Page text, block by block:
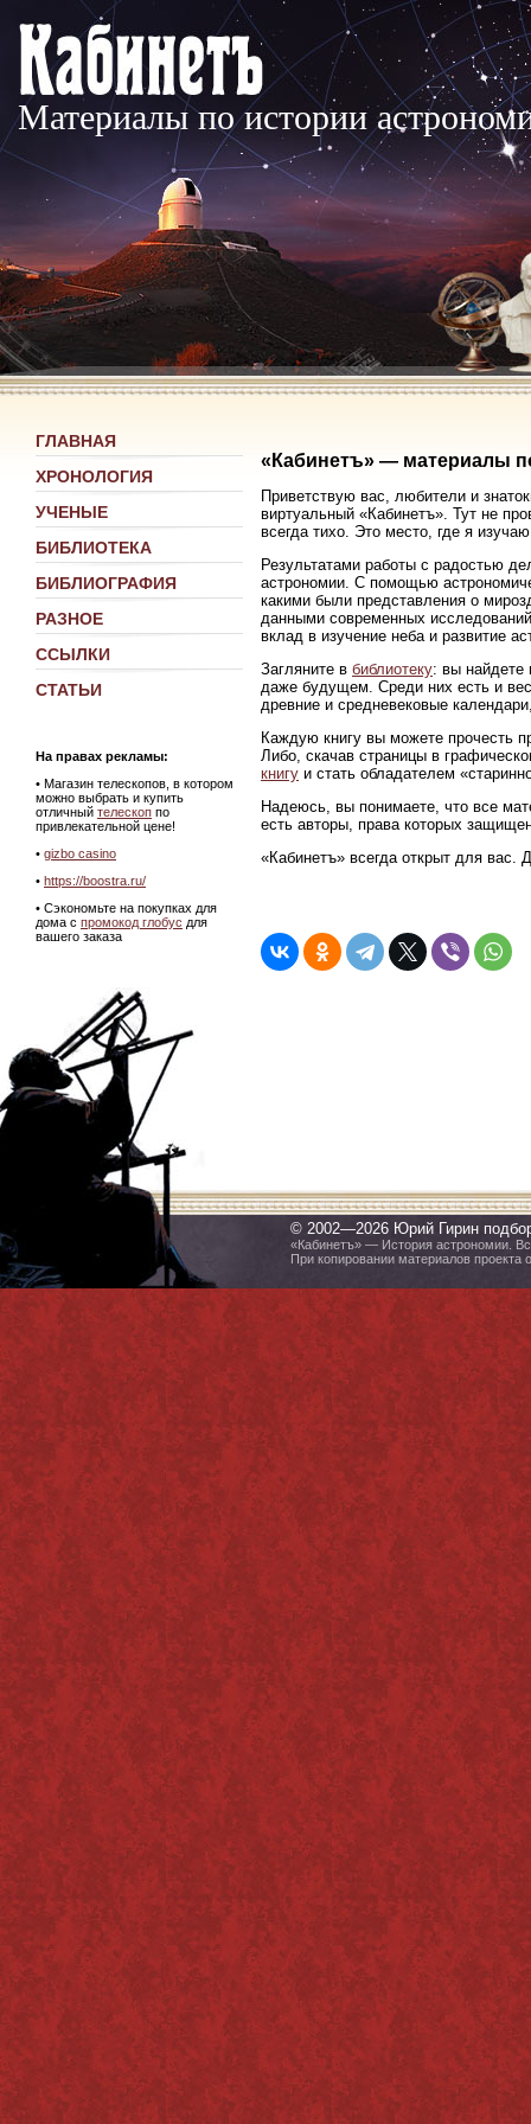
Материалы по истории
ГЛАВНАЯ
ХРОНОЛОГИЯ
УЧЕНЫЕ
БИБЛИОТЕКА
БИБЛИОГРАФИЯ
РАЗНОЕ
ССЫЛКИ
СТАТЬИ
На правах рекламы:
• Магазин телескопов, в котором
можно выбрать и купить
отличный телескоп по
привлекательной цене!
• gizbo casino
• https://boostra.ru/
• Сэкономьте на покупках для
дома с промокод глобус для
вашего заказа
«Кабинетъ» — материалы
Приветствую вас, любители и
виртуальный «Кабинетъ». Тут не
всегда тихо. Это место, где я
Результатами работы с радостью
астрономии. С помощью
какими были представления о
данными современных
вклад в изучение неба и развитие
Загляните в библиотеку: вы найдете
даже будущем. Среди них есть и
древние и средневековые
Каждую книгу вы можете прочесть
Либо, скачав страницы в
книгу и стать обладателем
Надеюсь, вы понимаете, что все
есть авторы, права которых
«Кабинетъ» всегда открыт для вас.
© 2002—2026 Юрий Гирин
«Кабинетъ» — История астрономии.
При копировании материалов проекта